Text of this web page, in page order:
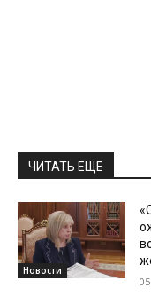
ЧИТАТЬ ЕЩЕ
Новости